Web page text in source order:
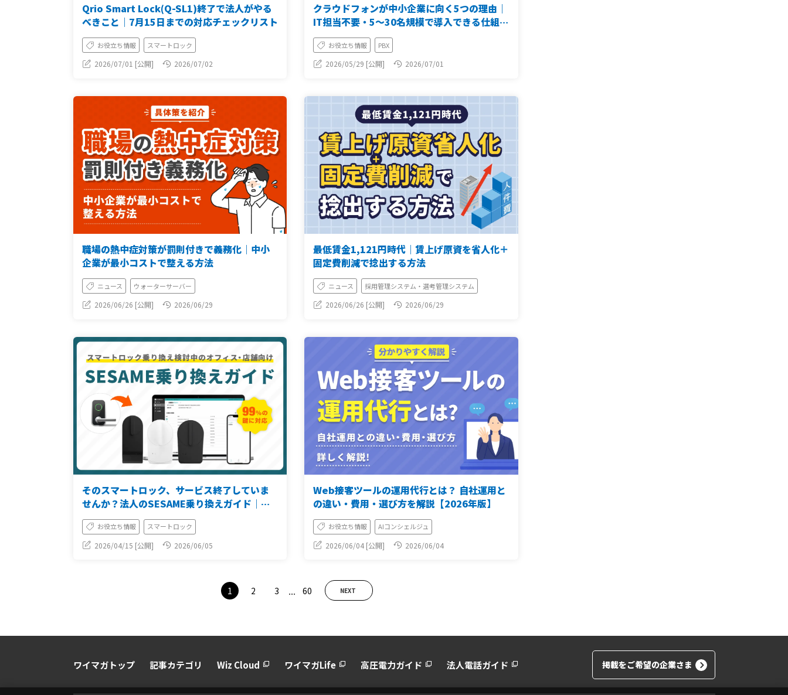
Qrio Smart Lock(Q-SL1)終了で法人がやる
べきこと｜7月15日までの対応チェックリスト
お役立ち情報 スマートロック
2026/07/01 [公開] 2026/07/02
クラウドフォンが中小企業に向く5つの理由｜
IT担当不要・5〜30名規模で導入できる仕組み
を解説
お役立ち情報 PBX
2026/05/29 [公開] 2026/07/01
職場の熱中症対策が罰則付きで義務化｜中小
企業が最小コストで整える方法
ニュース ウォーターサーバー
2026/06/26 [公開] 2026/06/29
最低賃金1,121円時代｜賃上げ原資を省人化＋
固定費削減で捻出する方法
ニュース 採用管理システム・選考管理システム
2026/06/26 [公開] 2026/06/29
そのスマートロック、サービス終了していま
せんか？法人のSESAME乗り換えガイド｜月
額0円・工事不要・99%対応
お役立ち情報 スマートロック
2026/04/15 [公開] 2026/06/05
Web接客ツールの運用代行とは？ 自社運用と
の違い・費用・選び方を解説【2026年版】
お役立ち情報 AIコンシェルジュ
2026/06/04 [公開] 2026/06/04
1 2 3 ... 60 NEXT
ワイマガトップ 記事カテゴリ Wiz Cloud ワイマガLife 高圧電力ガイド 法人電話ガイド 掲載をご希望の企業さま